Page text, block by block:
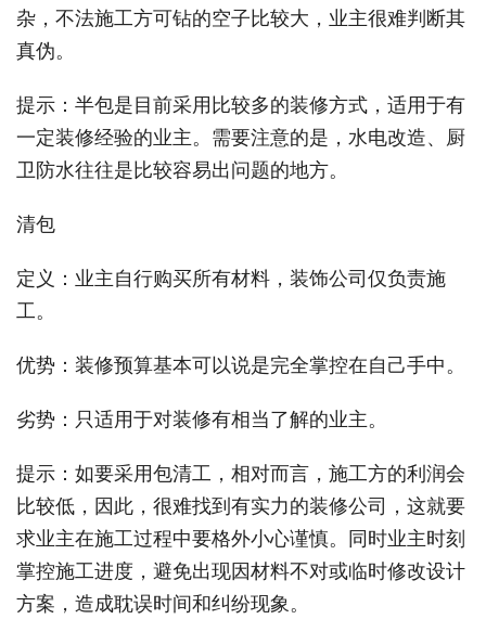
杂，不法施工方可钻的空子比较大，业主很难判断其
真伪。
提示：半包是目前采用比较多的装修方式，适用于有
一定装修经验的业主。需要注意的是，水电改造、厨
卫防水往往是比较容易出问题的地方。
清包
定义：业主自行购买所有材料，装饰公司仅负责施
工。
优势：装修预算基本可以说是完全掌控在自己手中。
劣势：只适用于对装修有相当了解的业主。
提示：如要采用包清工，相对而言，施工方的利润会
比较低，因此，很难找到有实力的装修公司，这就要
求业主在施工过程中要格外小心谨慎。同时业主时刻
掌控施工进度，避免出现因材料不对或临时修改设计
方案，造成耽误时间和纠纷现象。